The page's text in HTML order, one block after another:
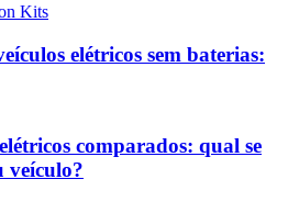
elétricos sem baterias:
comparados: qual se
veículo?